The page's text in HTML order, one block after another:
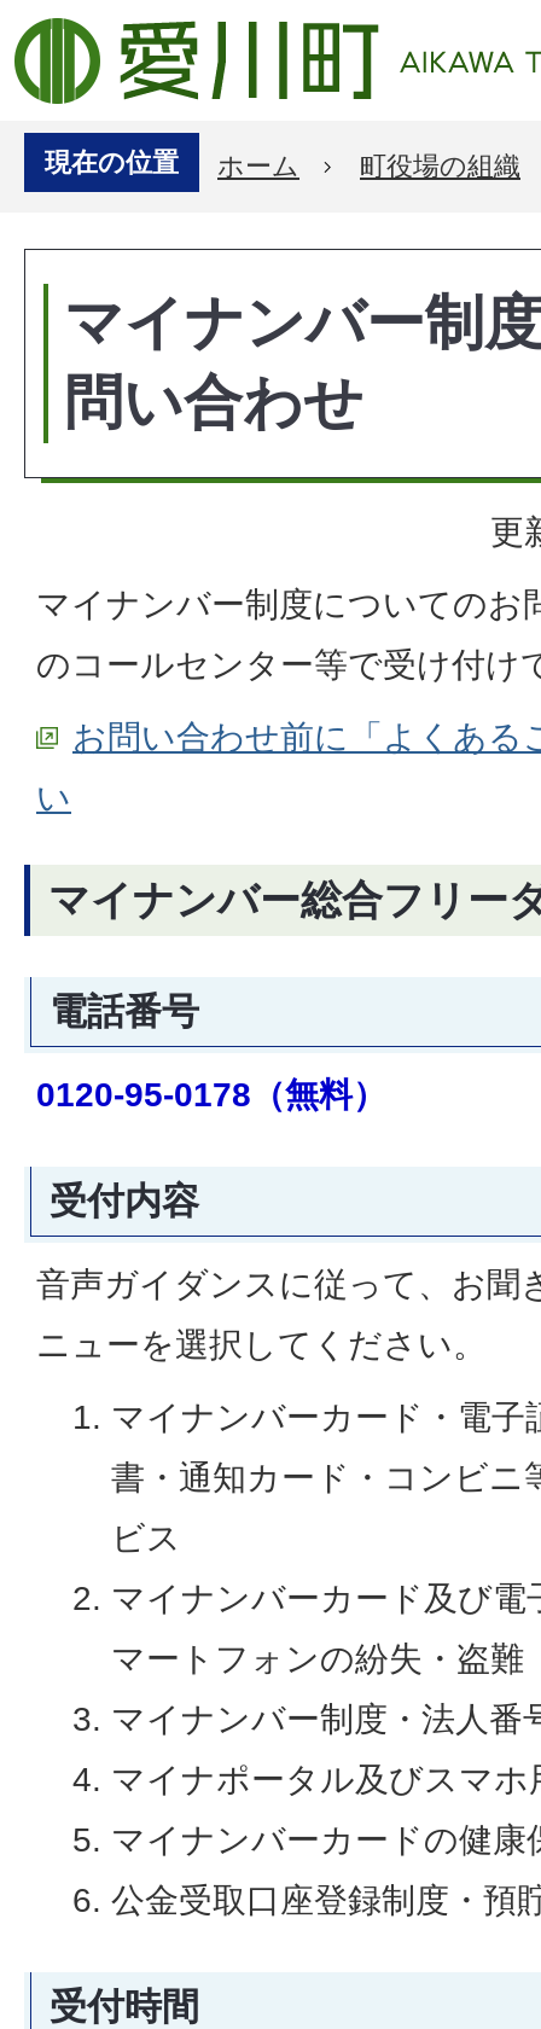
現在の位置 ホーム 町役場の組織
マイナンバー制
問い合わせ
更
マイナンバー制度についてのお
のコールセンター等で受け付け
お問い合わせ前に「よくある
い
マイナンバー総合フリー
電話番号
0120-95-0178（無料）
受付内容
音声ガイダンスに従って、お聞
ニューを選択してください。
マイナンバーカード・電子
書・通知カード・コンビニ
ビス
マイナンバーカード及び電
マートフォンの紛失・盗難
マイナンバー制度・法人番
マイナポータル及びスマホ
マイナンバーカードの健康
公金受取口座登録制度・預
受付時間